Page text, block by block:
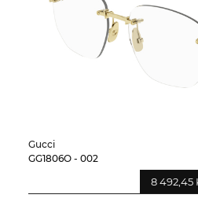
Gucci
GG1806O - 002
8 492,45